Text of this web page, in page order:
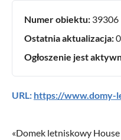
Numer obiektu: 39306
Ostatnia aktualizacja:
Ogłoszenie jest
URL: https://www.domy-
«Domek letniskowy